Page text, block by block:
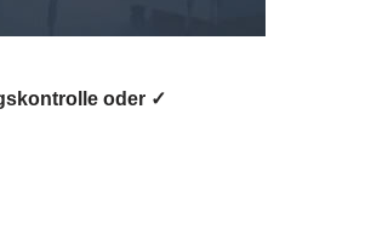
oder ✓